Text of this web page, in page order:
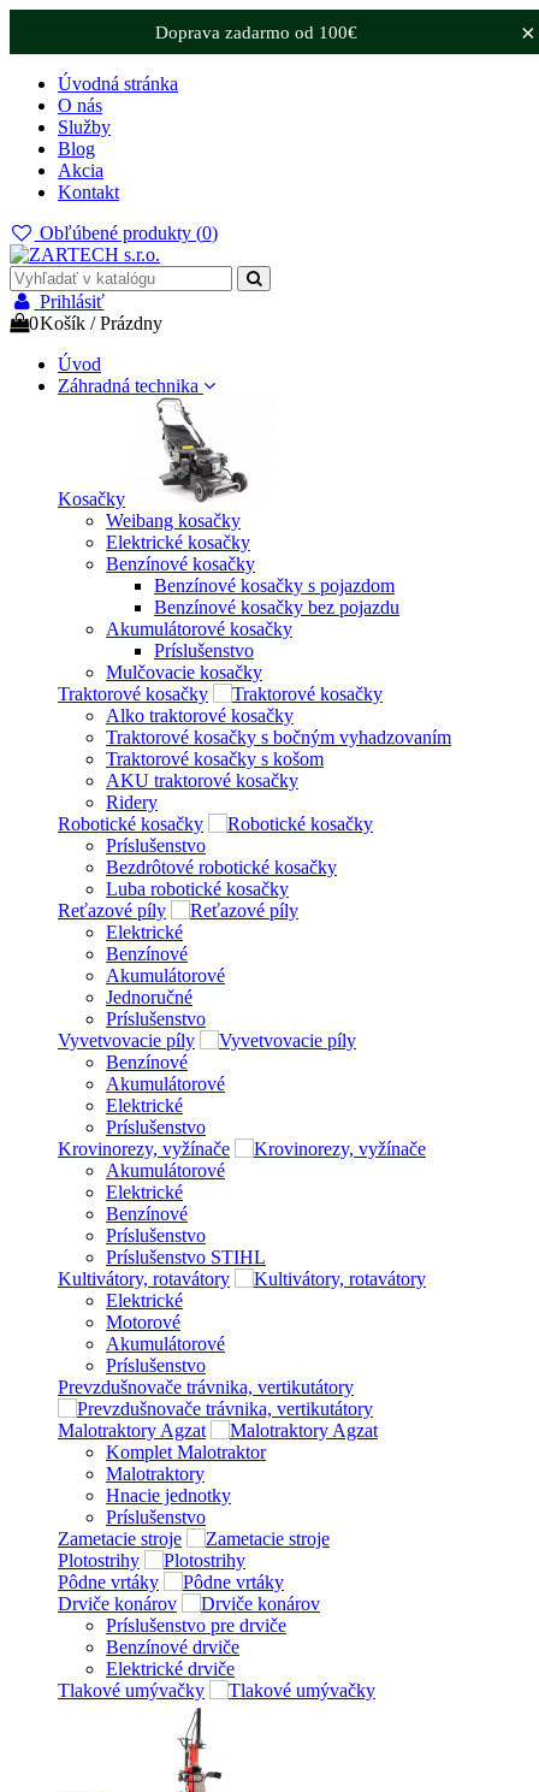
×
Doprava zadarmo od 100€
Úvodná stránka
O nás
Služby
Blog
Akcia
Kontakt
Obľúbené produkty (0)
Prihlásiť
0Košík /Prázdny
Úvod
Záhradná technika
Kosačky
Weibang kosačky
Elektrické kosačky
Benzínové kosačky
Benzínové kosačky s pojazdom
Benzínové kosačky bez pojazdu
Akumulátorové kosačky
Príslušenstvo
Mulčovacie kosačky
Traktorové kosačky
Alko traktorové kosačky
Traktorové kosačky s bočným vyhadzovaním
Traktorové kosačky s košom
AKU traktorové kosačky
Ridery
Robotické kosačky
Príslušenstvo
Bezdrôtové robotické kosačky
Luba robotické kosačky
Reťazové píly
Elektrické
Benzínové
Akumulátorové
Jednoručné
Príslušenstvo
Vyvetvovacie píly
Benzínové
Akumulátorové
Elektrické
Príslušenstvo
Krovinorezy, vyžínače
Akumulátorové
Elektrické
Benzínové
Príslušenstvo
Príslušenstvo STIHL
Kultivátory, rotavátory
Elektrické
Motorové
Akumulátorové
Príslušenstvo
Prevzdušnovače trávnika, vertikutátory
Malotraktory Agzat
Komplet Malotraktor
Malotraktory
Hnacie jednotky
Príslušenstvo
Zametacie stroje
Plotostrihy
Pôdne vrtáky
Drviče konárov
Príslušenstvo pre drviče
Benzínové drviče
Elektrické drviče
Tlakové umývačky